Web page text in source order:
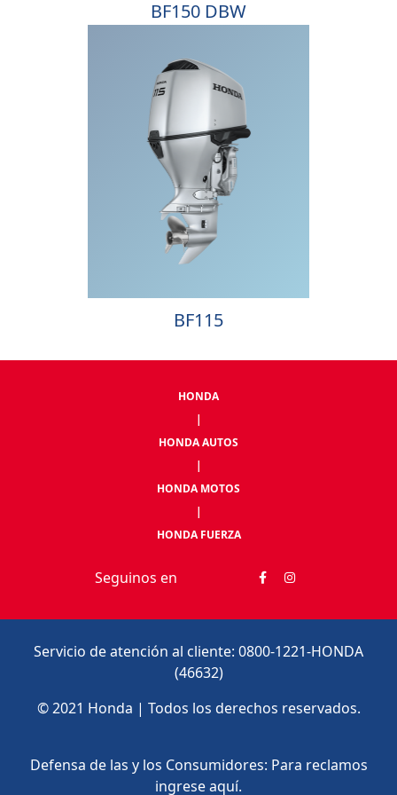
BF150 DBW
BF115
HONDA
|
HONDA AUTOS
|
HONDA MOTOS
|
HONDA FUERZA
Seguinos en
Servicio de atención al cliente: 0800-1221-HONDA
(46632)
© 2021 Honda | Todos los derechos reservados.
Defensa de las y los Consumidores: Para reclamos
ingreseaquí.